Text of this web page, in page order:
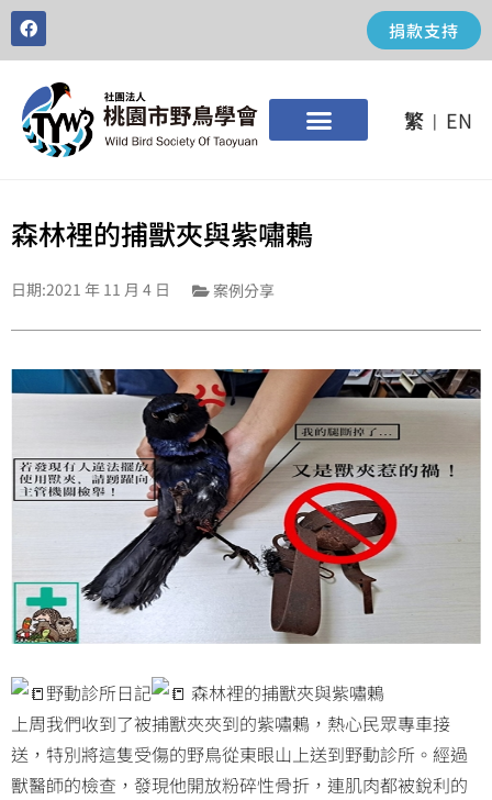
捐款支持
繁 | EN
森林裡的捕獸夾與紫嘯鶇
日期:2021 年 11 月 4 日 案例分享
野動診所日記
森林裡的捕獸夾與紫嘯鶇
上周我們收到了被捕獸夾夾到的紫嘯鶇，熱心民眾專車接
送，特別將這隻受傷的野鳥從東眼山上送到野動診所。經過
獸醫師的檢查，發現他開放粉碎性骨折，連肌肉都被銳利的